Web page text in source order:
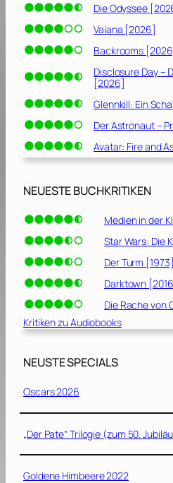
Die Odyssee
Vaiana [2026]
Backrooms
Disclosure Day –
[2026]
Glennkill: Ein
Der Astronaut –
Avatar: Fire and
NEUESTE BUCHKRITIKEN
Medien in der
Star Wars: Die
Der Turm [1973]
Darktown
Die Rache von
Kritiken zu Audiobooks
NEUSTE SPECIALS
Oscars 2026
„Der Pate“ Trilogie (zum 50.
Goldene Himbeere 2022